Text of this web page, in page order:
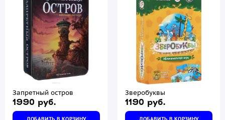
Запретный остров
1990 руб.
Зверобуквы
1190 руб.